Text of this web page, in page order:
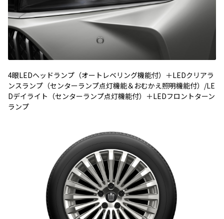
4眼LEDヘッドランプ（オートレベリング機能付）＋LEDクリアラ
ンスランプ（センターランプ点灯機能＆おむかえ照明機能付）/LE
Dデイライト（センターランプ点灯機能付）＋LEDフロントターン
ランプ